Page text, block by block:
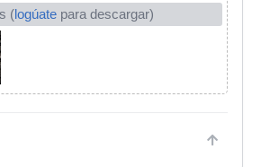
(logúate para descargar)